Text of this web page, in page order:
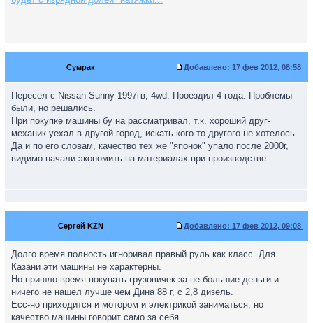
Сумрак Добавлено: 17 фев 2012, 08:58
Пересел с Nissan Sunny 1997гв, 4wd. Проездил 4 года. Проблемы
были, но решались.
При покупке машины бу на рассматривал, т.к. хороший друг-
механик уехал в другой город, искать кого-то другого не хотелось.
Да и по его словам, качество тех же "японок" упало после 2000г,
видимо начали экономить на материалах при производстве.
Сергей KZN Добавлено: 17 фев 2012, 09:08
Долго время полность игноривал правый руль как класс. Для
Казани эти машины не характерны.
Но пришло время покупать грузовичек за не большие деньги и
ничего не нашёл лучше чем Дина 88 г, с 2,8 дизель.
Есс-но приходится и мотором и электрикой заниматься, но
качество машины говорит само за себя.